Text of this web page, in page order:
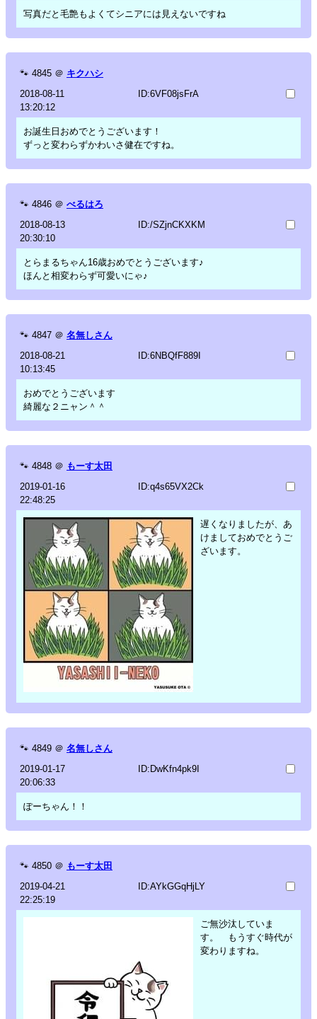
写真だと毛艶もよくてシニアには見えないですね
🐾 4845 ＠ キクハシ
2018-08-11
13:20:12
ID:6VF08jsFrA
お誕生日おめでとうございます！
ずっと変わらずかわいさ健在ですね。
🐾 4846 ＠ べるはろ
2018-08-13
20:30:10
ID:/SZjnCKXKM
とらまるちゃん16歳おめでとうございます♪
ほんと相変わらず可愛いにゃ♪
🐾 4847 ＠ 名無しさん
2018-08-21
10:13:45
ID:6NBQfF889I
おめでとうございます
綺麗な２ニャン＾＾
🐾 4848 ＠ もーす太田
2019-01-16
22:48:25
ID:q4s65VX2Ck
遅くなりましたが、あ
けましておめでとうご
ざいます。
🐾 4849 ＠ 名無しさん
2019-01-17
20:06:33
ID:DwKfn4pk9I
ぽーちゃん！！
🐾 4850 ＠ もーす太田
2019-04-21
22:25:19
ID:AYkGGqHjLY
ご無沙汰していま
す。 もうすぐ時代が
変わりますね。